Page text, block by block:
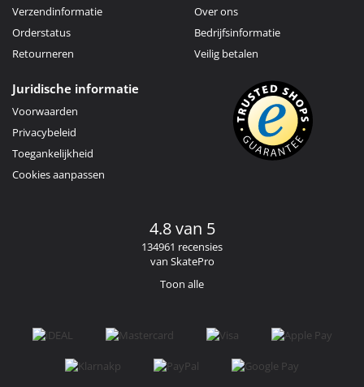
Verzendinformatie
Orderstatus
Retourneren
Over ons
Bedrijfsinformatie
Veilig betalen
Juridische informatie
Voorwaarden
Privacybeleid
Toegankelijkheid
Cookies aanpassen
4.8 van 5
134961 recensies
van SkatePro
Toon alle